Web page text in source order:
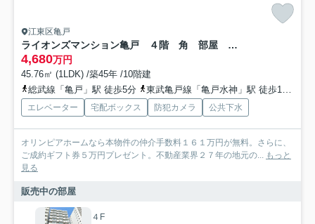
江東区亀戸
ライオンズマンション亀戸 ４階 角 部屋 リ ノベーション
4,680万円
45.76㎡ (1LDK) /築45年 /10階建
総武線「亀戸」駅 徒歩5分
東武亀戸線「亀戸水神」駅 徒歩11分
エレベーター 宅配ボックス 防犯カメラ 公共下水
オリンピアホームなら本物件の仲介手数料１６１万円が無料。さらに、
ご成約ギフト券５万円プレゼント。不動産業界２７年の地元の... もっと
見る
販売中の部屋
４F